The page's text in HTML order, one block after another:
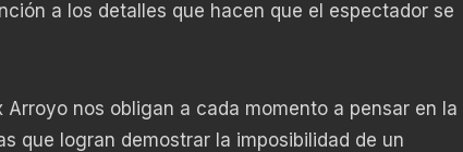
a los detalles que hacen que el espectador se
nos obligan a cada momento a pensar en la
que logran demostrar la imposibilidad de un